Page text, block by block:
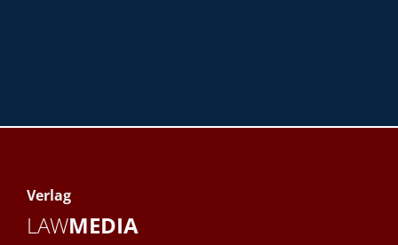
Verlag
LAWMEDIA